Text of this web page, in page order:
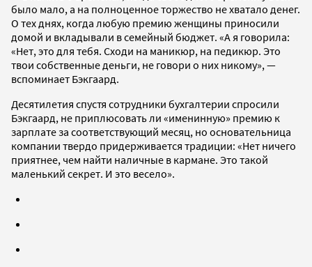
было мало, а на полноценное торжество не хватало денег.
О тех днях, когда любую премию женщины приносили
домой и вкладывали в семейный бюджет. «А я говорила:
«Нет, это для тебя. Сходи на маникюр, на педикюр. Это
твои собственные деньги, не говори о них никому», —
вспоминает Бэкгаард.
Десятилетия спустя сотрудники бухгалтерии спросили
Бэкгаард, не приплюсовать ли «именинную» премию к
зарплате за соответствующий месяц, но основательница
компании твердо придерживается традиции: «Нет ничего
приятнее, чем найти наличные в кармане. Это такой
маленький секрет. И это весело».